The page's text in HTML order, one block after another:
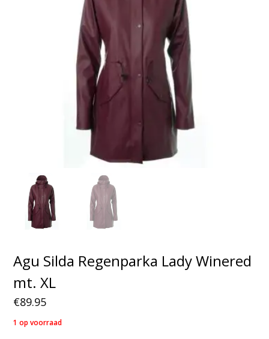
Agu Silda Regenparka Lady Winered
mt. XL
€89.95
1 op voorraad